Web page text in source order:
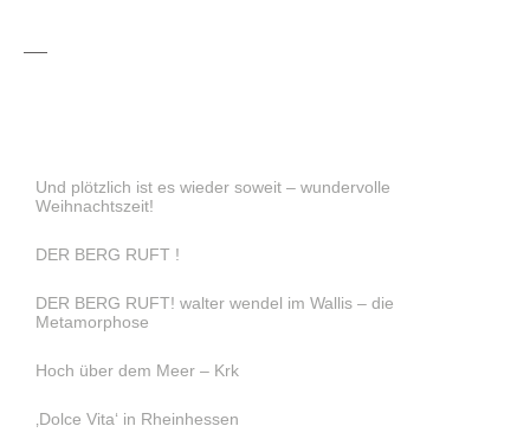
Und plötzlich ist es wieder soweit – wundervolle
Weihnachtszeit!
DER BERG RUFT !
DER BERG RUFT! walter wendel im Wallis – die
Metamorphose
Hoch über dem Meer – Krk
‚Dolce Vita‘ in Rheinhessen